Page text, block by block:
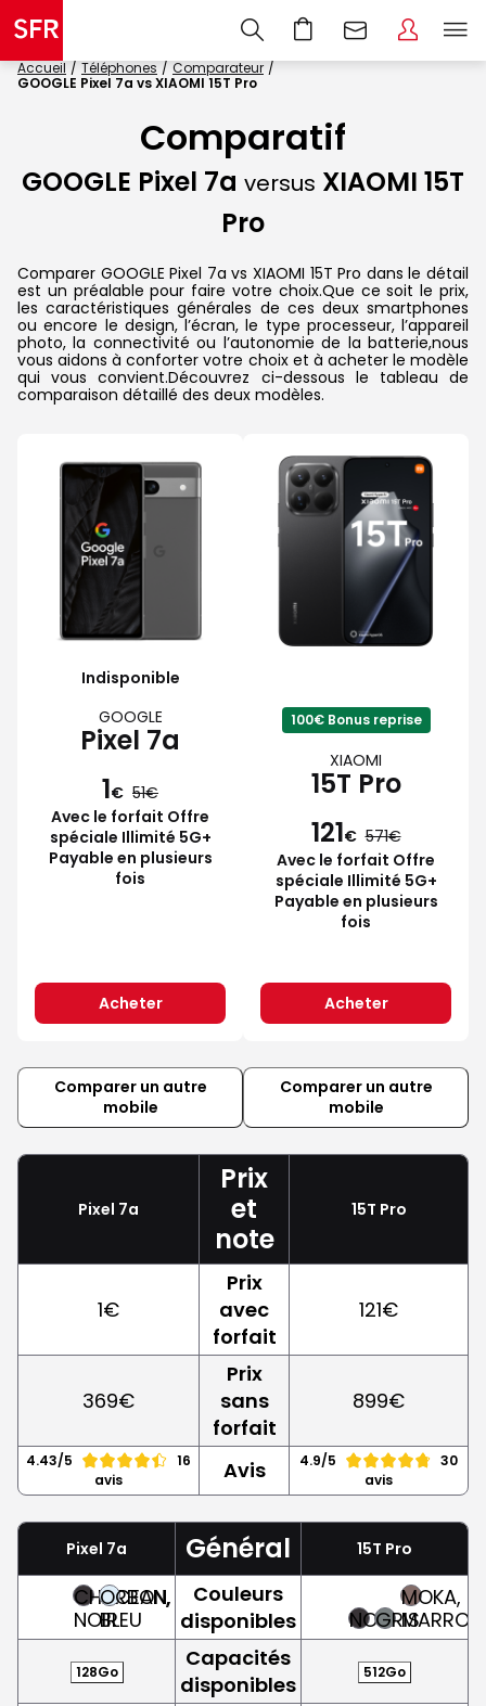
Accueil Téléphones
Comparateur
GOOGLE Pixel 7a vs XIAOMI 15T Pro
Comparatif
GOOGLE Pixel 7a versus XIAOMI 15T
Pro
Comparer GOOGLE Pixel 7a vs XIAOMI 15T Pro dans le détail
est un préalable pour faire votre choix.Que ce soit le prix,
les caractéristiques générales de ces deux smartphones
ou encore le design, l’écran, le type processeur, l’appareil
photo, la connectivité ou l’autonomie de la batterie,nous
vous aidons à conforter votre choix et à acheter le modèle
qui vous convient.Découvrez ci-dessous le tableau de
comparaison détaillé des deux modèles.
Indisponible
GOOGLE
Pixel 7a
1€ 51
Avec le forfait Offre
spéciale Illimité 5G+
Payable en plusieurs
fois
Acheter
100€ Bonus reprise
XIAOMI
15T Pro
121€ 571
Avec le forfait Offre
spéciale Illimité 5G+
Payable en plusieurs
fois
Acheter
Comparer un autre
mobile
Comparer un autre
mobile
Pixel 7a
Prix
et
note
15T Pro
1€
Prix
avec
forfait
121€
369€
Prix
sans
forfait
899€
4.43/5
16
avis
Avis 4.9/5
30
avis
Pixel 7a Général 15T Pro
CHARBON,
NOIR
OCEAN,
BLEU
Couleurs
disponibles
NOIRGRIS
MOKA,
MARRON
128Go
Capacités
disponibles
512Go